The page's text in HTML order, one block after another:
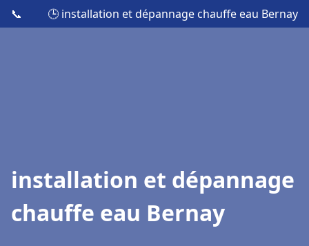
📞 🕒 installation et dépannage chauffe eau Bernay
installation et dépannage
chauffe eau Bernay